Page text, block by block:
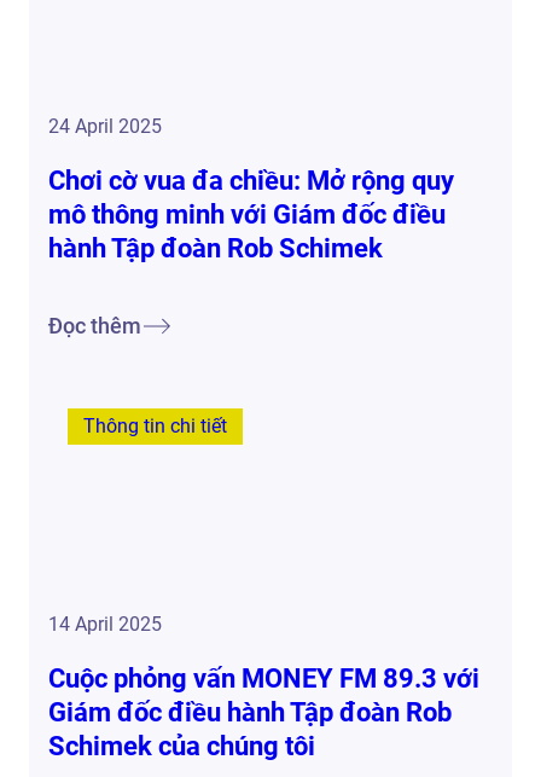
24 April 2025
Chơi cờ vua đa chiều: Mở rộng quy
mô thông minh với Giám đốc điều
hành Tập đoàn Rob Schimek
Đọc thêm
Thông tin chi tiết
14 April 2025
Cuộc phỏng vấn MONEY FM 89.3 với
Giám đốc điều hành Tập đoàn Rob
Schimek của chúng tôi